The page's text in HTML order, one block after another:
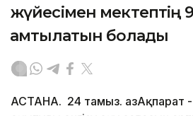
жүйесімен мектептің
қамтылатын болады
АСТАНА. 24 тамыз. ҚазАқпарат